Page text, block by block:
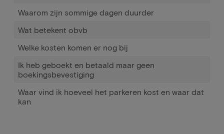
Waarom zijn sommige dagen duurder
Wat betekent obvb
Welke kosten komen er nog bij
Ik heb geboekt en betaald maar geen
boekingsbevestiging
Waar vind ik hoeveel het parkeren kost en waar dat
kan